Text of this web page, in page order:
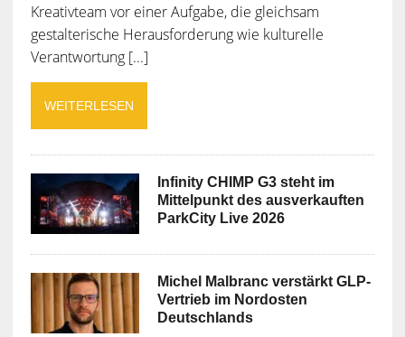
Kreativteam vor einer Aufgabe, die gleichsam
gestalterische Herausforderung wie kulturelle
Verantwortung [...]
WEITERLESEN
Infinity CHIMP G3 steht im
Mittelpunkt des ausverkauften
ParkCity Live 2026
Michel Malbranc verstärkt GLP-
Vertrieb im Nordosten
Deutschlands